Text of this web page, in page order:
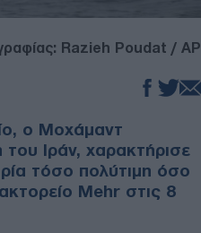
Razieh Poudat / AP
ο Μοχάμαντ
Ιράν, χαρακτήρισε
τόσο πολύτιμη όσο
Mehr στις 8